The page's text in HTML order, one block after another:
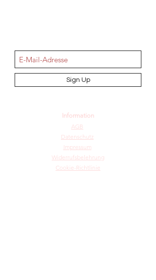
Sign Up
Information
AGB
Datenschutz
Impressum
Widerrufsbelehrung
Cookie-Richtlinie